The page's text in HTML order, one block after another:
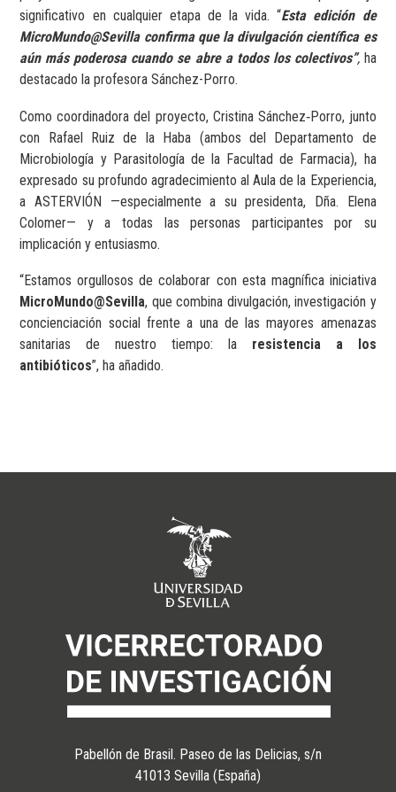
significativo en cualquier etapa de la vida. “Esta edición de
MicroMundo@Sevilla confirma que la divulgación científica es
aún más poderosa cuando se abre a todos los colectivos”, ha
destacado la profesora Sánchez-Porro.
Como coordinadora del proyecto, Cristina Sánchez‑Porro, junto
con Rafael Ruiz de la Haba (ambos del Departamento de
Microbiología y Parasitología de la Facultad de Farmacia), ha
expresado su profundo agradecimiento al Aula de la Experiencia,
a ASTERVIÓN —especialmente a su presidenta, Dña. Elena
Colomer— y a todas las personas participantes por su
implicación y entusiasmo.
“Estamos orgullosos de colaborar con esta magnífica iniciativa
MicroMundo@Sevilla, que combina divulgación, investigación y
concienciación social frente a una de las mayores amenazas
sanitarias de nuestro tiempo: la resistencia a los
antibióticos”, ha añadido.
Pabellón de Brasil. Paseo de las Delicias, s/n
41013 Sevilla (España)